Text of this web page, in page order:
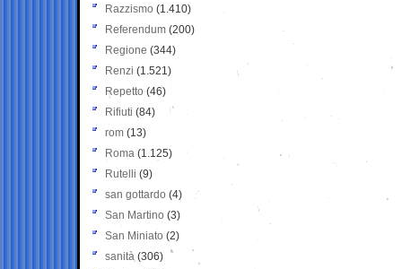
Razzismo (1.410)
Referendum (200)
Regione (344)
Renzi (1.521)
Repetto (46)
Rifiuti (84)
rom (13)
Roma (1.125)
Rutelli (9)
san gottardo (4)
San Martino (3)
San Miniato (2)
sanità (306)